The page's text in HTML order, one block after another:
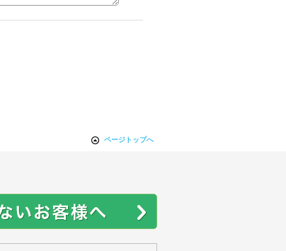
ページトップへ